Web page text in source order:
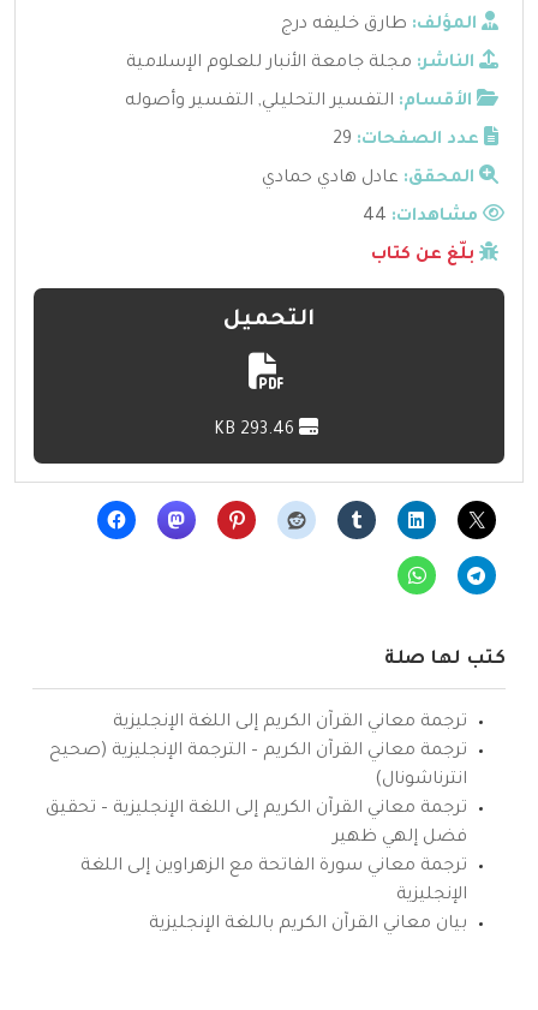
المؤلف: طارق خليفه درج
الناشر: مجلة جامعة الأنبار للعلوم الإسلامية
الأقسام: التفسير التحليلي, التفسير وأصوله
عدد الصفحات: 29
المحقق: عادل هادي حمادي
مشاهدات:
بلّغ عن كتاب
التحميل
كتب لها صلة
ترجمة معاني القرآن الكريم إلى اللغة الإنجليزية
ترجمة معاني القرآن الكريم – الترجمة الإنجليزية (صحيح
انترناشونال)
ترجمة معاني القرآن الكريم إلى اللغة الإنجليزية – تحقيق
فضل إلهي ظهير
ترجمة معاني سورة الفاتحة مع الزهراوين إلى اللغة
الإنجليزية
بيان معاني القرآن الكريم باللغة الإنجليزية